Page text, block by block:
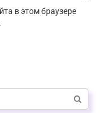
в этом браузере